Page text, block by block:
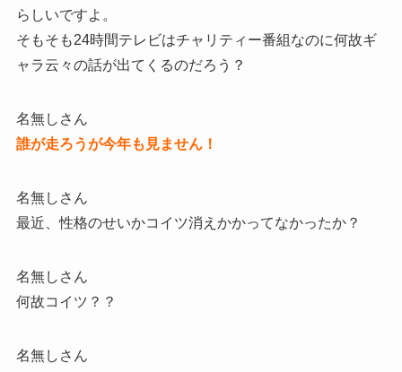
らしいですよ。
そもそも24時間テレビはチャリティー番組なのに何故ギ
ャラ云々の話が出てくるのだろう？
名無しさん
誰が走ろうが今年も見ません！
名無しさん
最近、性格のせいかコイツ消えかかってなかったか？
名無しさん
何故コイツ？？
名無しさん